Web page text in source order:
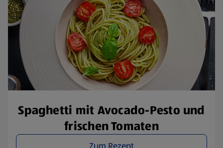
Spaghetti mit Avocado-Pesto und
frischen Tomaten